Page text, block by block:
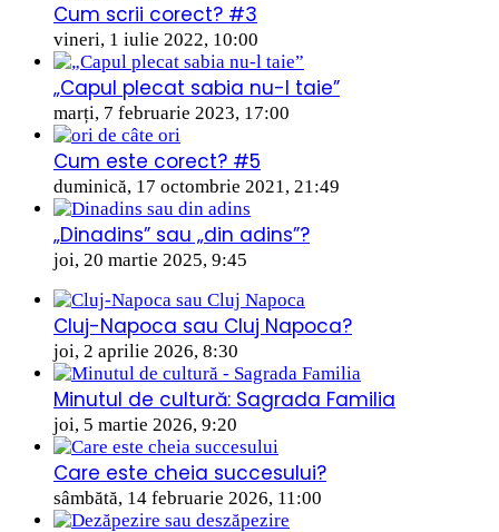
Cum scrii corect? #3
vineri, 1 iulie 2022, 10:00
„Capul plecat sabia nu-l taie”
marți, 7 februarie 2023, 17:00
Cum este corect? #5
duminică, 17 octombrie 2021, 21:49
„Dinadins” sau „din adins”?
joi, 20 martie 2025, 9:45
Cluj-Napoca sau Cluj Napoca?
joi, 2 aprilie 2026, 8:30
Minutul de cultură: Sagrada Familia
joi, 5 martie 2026, 9:20
Care este cheia succesului?
sâmbătă, 14 februarie 2026, 11:00